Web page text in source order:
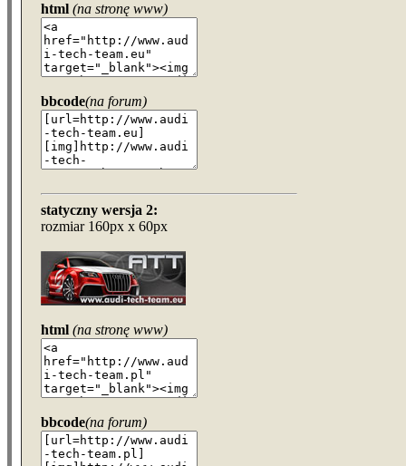
html (na stronę www)
bbcode(na forum)
statyczny wersja 2:
rozmiar 160px x 60px
html (na stronę www)
bbcode(na forum)